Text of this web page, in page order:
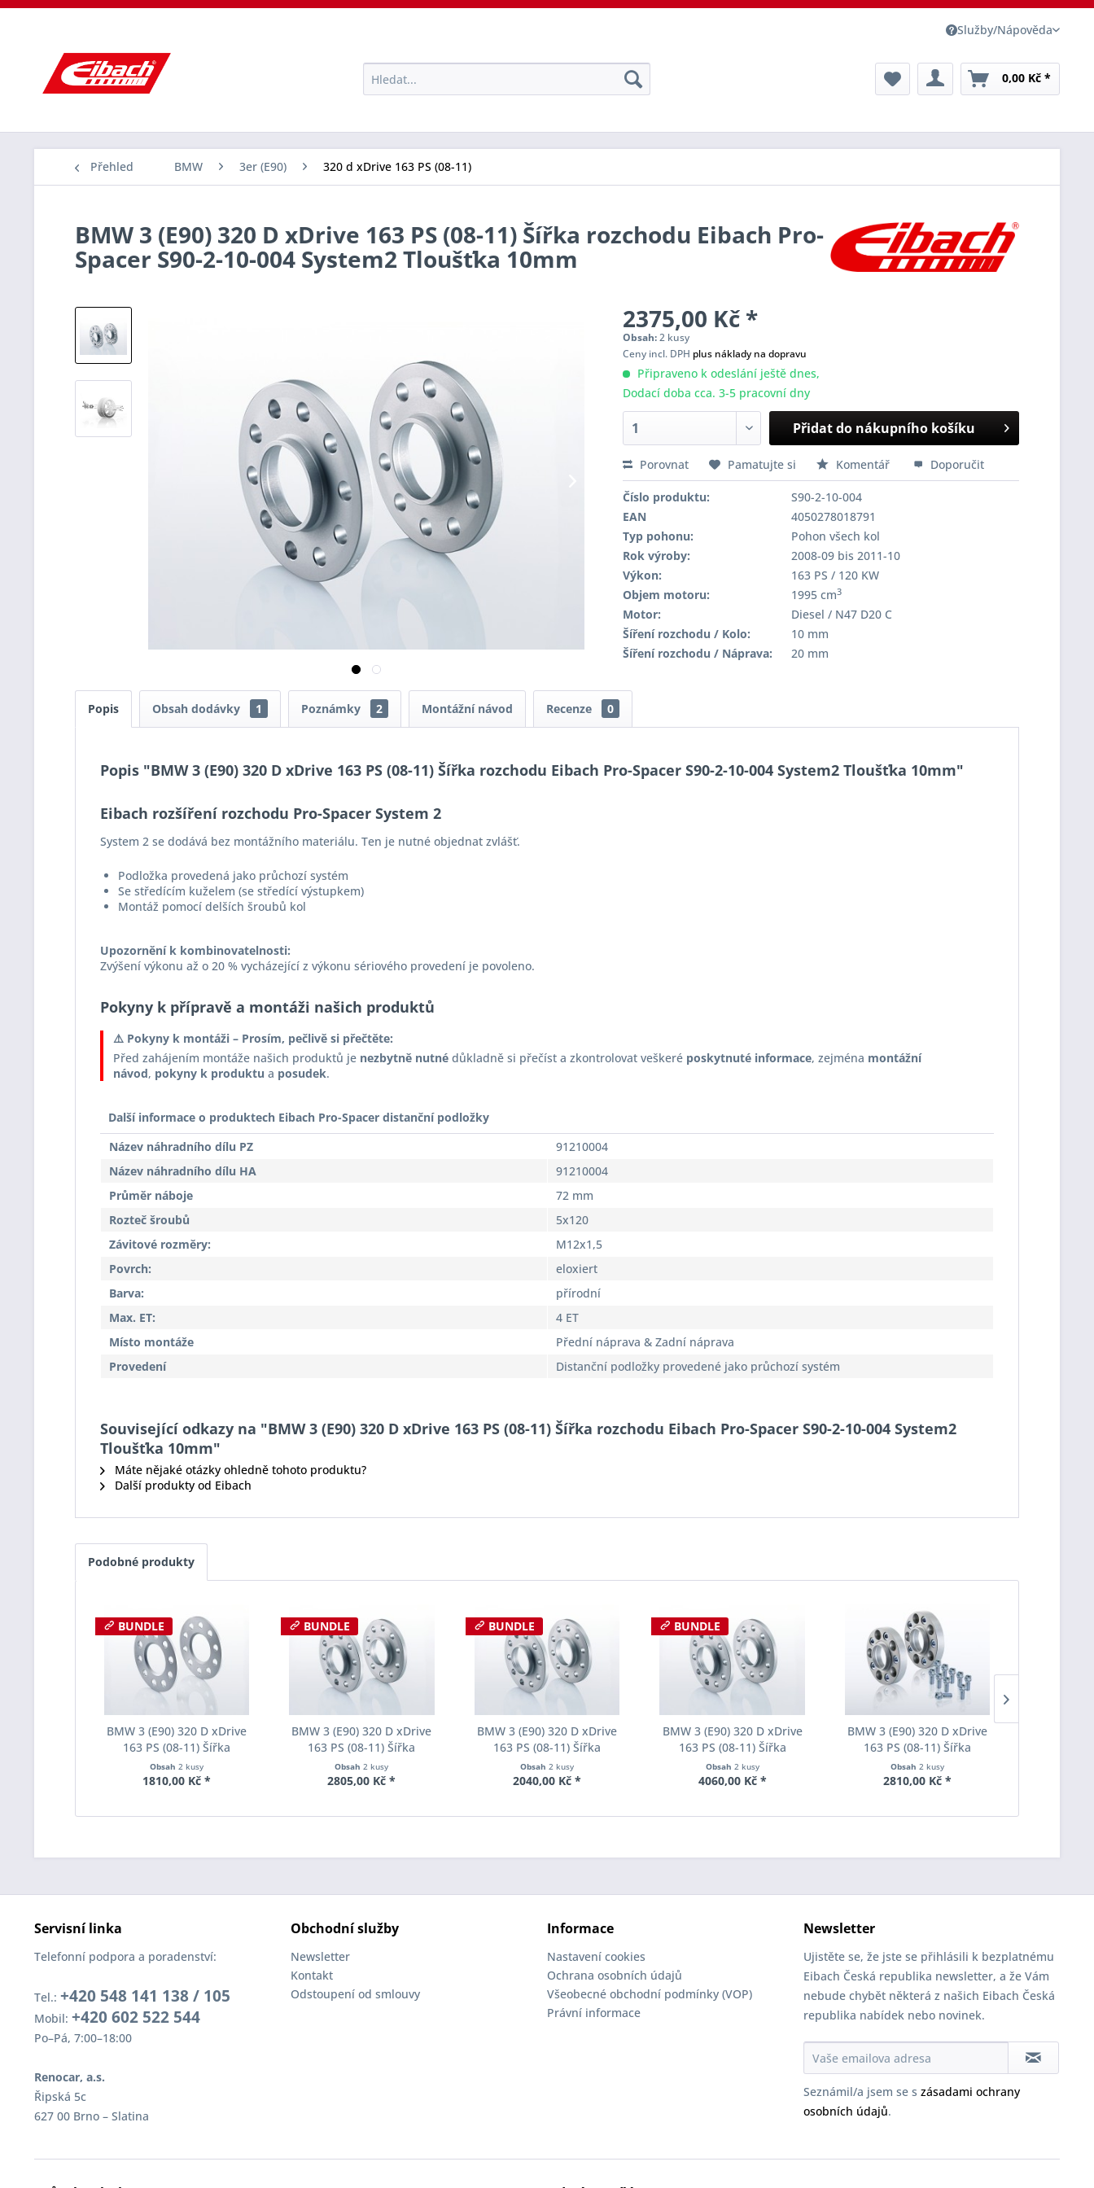
Služby/Nápověda
0,00 Kč *
Přehled BMW 3er (E90) 320 d xDrive 163 PS (08-11)
BMW 3 (E90) 320 D xDrive 163 PS (08-11) Šířka rozchodu Eibach Pro-
Spacer S90-2-10-004 System2 Tloušťka 10mm
2375,00 Kč *
Obsah:2 kusy
Ceny incl. DPH plus náklady na dopravu
Připraveno k odeslání ještě dnes,
Dodací doba cca. 3-5 pracovní dny
Přidat do nákupního košíku
Porovnat Pamatujte si Komentář Doporučit
Číslo produktu:
S90-2-10-004
EAN
4050278018791
Typ pohonu:
Pohon všech kol
Rok výroby:
2008-09 bis 2011-10
Výkon:
163 PS / 120 KW
Objem motoru:
1995 cm3
Motor:
Diesel / N47 D20 C
Šíření rozchodu / Kolo:
10 mm
Šíření rozchodu / Náprava:
20 mm
Popis Obsah dodávky 1 Poznámky 2 Montážní návod Recenze 0
Popis "BMW 3 (E90) 320 D xDrive 163 PS (08-11) Šířka rozchodu Eibach Pro-Spacer S90-2-10-004 System2 Tloušťka 10mm"
Eibach rozšíření rozchodu Pro-Spacer System 2
System 2 se dodává bez montážního materiálu. Ten je nutné objednat zvlášť.
Podložka provedená jako průchozí systém
Se středícím kuželem (se středící výstupkem)
Montáž pomocí delších šroubů kol
Upozornění k kombinovatelnosti:
Zvýšení výkonu až o 20 % vycházející z výkonu sériového provedení je povoleno.
Pokyny k přípravě a montáži našich produktů
⚠️ Pokyny k montáži – Prosím, pečlivě si přečtěte:
Před zahájením montáže našich produktů je nezbytně nutné důkladně si přečíst a zkontrolovat veškeré poskytnuté informace, zejména montážní
návod, pokyny k produktu a posudek.
Další informace o produktech Eibach Pro-Spacer distanční podložky
Název náhradního dílu PZ
91210004
Název náhradního dílu HA
91210004
Průměr náboje
72 mm
Rozteč šroubů
5x120
Závitové rozměry:
M12x1,5
Povrch:
eloxiert
Barva:
přírodní
Max. ET:
4 ET
Místo montáže
Přední náprava & Zadní náprava
Provedení
Distanční podložky provedené jako průchozí systém
Související odkazy na "BMW 3 (E90) 320 D xDrive 163 PS (08-11) Šířka rozchodu Eibach Pro-Spacer S90-2-10-004 System2
Tloušťka 10mm"
Máte nějaké otázky ohledně tohoto produktu?
Další produkty od Eibach
Podobné produkty
BUNDLE
BMW 3 (E90) 320 D xDrive
163 PS (08-11) Šířka
rozchodu Eibach Pro-Spacer
S90-1-05-017 System1
Obsah 2 kusy
1810,00 Kč *
BUNDLE
BMW 3 (E90) 320 D xDrive
163 PS (08-11) Šířka
rozchodu Eibach Pro-Spacer
S90-2-12-002 System2
Obsah2 kusy
2805,00 Kč *
BUNDLE
BMW 3 (E90) 320 D xDrive
163 PS (08-11) Šířka
rozchodu Eibach Pro-Spacer
S90-2-15-001 System2
Obsah 2 kusy
2040,00 Kč *
BUNDLE
BMW 3 (E90) 320 D xDrive
163 PS (08-11) Šířka
rozchodu Eibach Pro-Spacer
S90-2-20-020 System2
Obsah 2 kusy
4060,00 Kč *
BMW 3 (E90) 320 D xDrive
163 PS (08-11) Šířka
rozchodu Eibach Pro-Spacer
S90-7-20-010 System7
Obsah2 kusy
2810,00 Kč *
Servisní linka
Telefonní podpora a poradenství:
Tel.: +420 548 141 138 / 105
Mobil: +420 602 522 544
Po–Pá, 7:00–18:00
Renocar, a.s.
Řipská 5c
627 00 Brno – Slatina
Obchodní služby
Newsletter
Kontakt
Odstoupení od smlouvy
Informace
Nastavení cookies
Ochrana osobních údajů
Všeobecné obchodní podmínky (VOP)
Právní informace
Newsletter
Ujistěte se, že jste se přihlásili k bezplatnému
Eibach Česká republika newsletter, a že Vám
nebude chybět některá z našich Eibach Česká
republika nabídek nebo novinek.
Seznámil/a jsem se s zásadami ochrany
osobních údajů.